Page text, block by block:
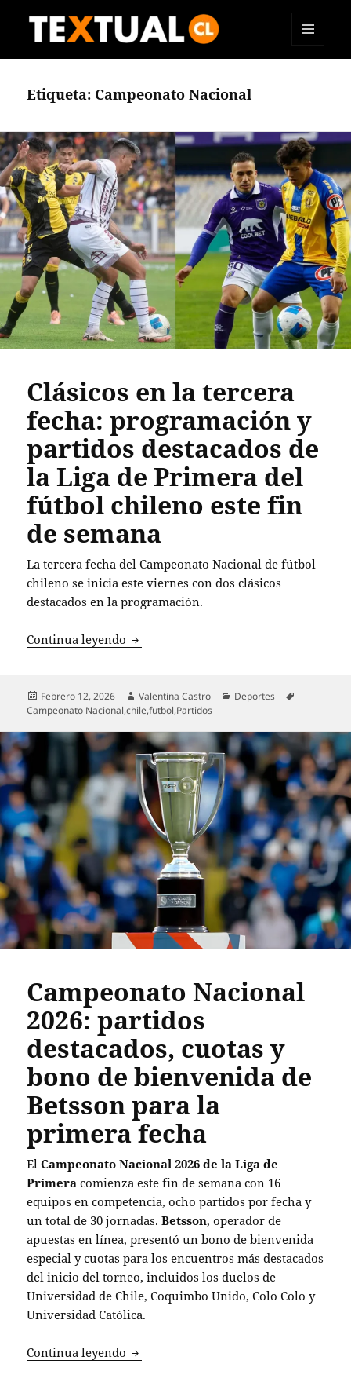
Etiqueta: Campeonato Nacional
Clásicos en la tercera
fecha: programación y
partidos destacados de
la Liga de Primera del
fútbol chileno este fin
de semana
La tercera fecha del Campeonato Nacional de fútbol
chileno se inicia este viernes con dos clásicos
destacados en la programación.
Continua leyendo Clásicos en la tercera fecha:
Publicado
el
Febrero 12, 2026 Autor
Valentina Castro Categorías
Deportes
Campeonato Nacional,chile,futbol,Partidos
Campeonato Nacional
2026: partidos
destacados, cuotas y
bono de bienvenida de
Betsson para la
primera fecha
ElCampeonato Nacional 2026 de la Liga de
Primera comienza este fin de semana con 16
equipos en competencia, ocho partidos por fecha y
un total de 30 jornadas.Betsson, operador de
apuestas en línea, presentó un bono de bienvenida
especial y cuotas para los encuentros más destacados
del inicio del torneo, incluidos los duelos de
Universidad de Chile, Coquimbo Unido, Colo Colo y
Universidad Católica.
Continua leyendo Campeonato Nacional 2026: partidos